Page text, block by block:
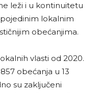
leži i u kontinuitetu
lokalnim
obećanjima.
vlasti od 2020.
obećanja u 13
su zaključeni